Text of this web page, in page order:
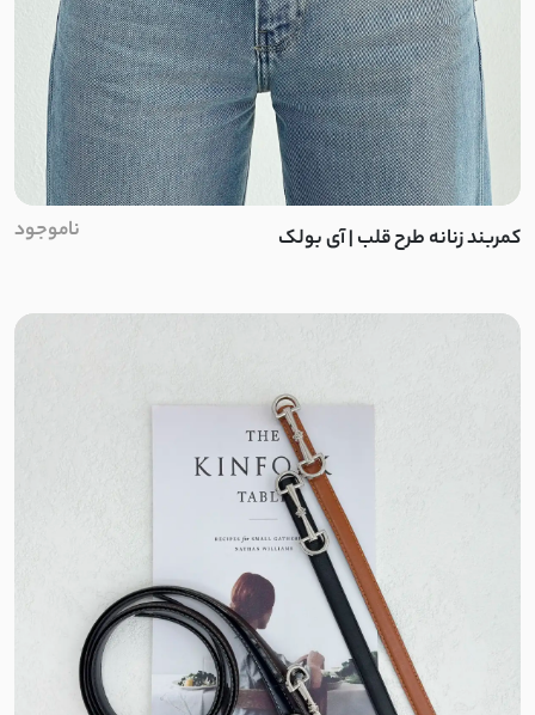
نخ و پنبه ضخیم
وول
لمروز
اسپان تو کرک
پشمی نرم و لطیف
دورس سه نخ بدون کرک
دورس مراکشی
کمربند زنانه طرح قلب | آی بولک ناموجود